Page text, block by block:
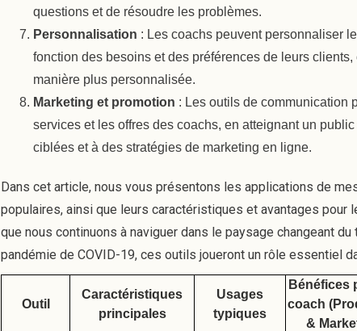
questions et de résoudre les problèmes.
Personnalisation : Les coachs peuvent personnaliser
fonction des besoins et des préférences de leurs
manière plus personnalisée.
Marketing et promotion : Les outils de communication
services et les offres des coachs, en atteignant un
ciblées et à des stratégies de marketing en ligne.
Dans cet article, nous vous présentons les applications de
populaires, ainsi que leurs caractéristiques et avantages
que nous continuons à naviguer dans le paysage changeant
pandémie de COVID-19, ces outils joueront un rôle essentiel
Outil
Caractéristiques
principales
Usages
typiques
Bénéfices
coach
&